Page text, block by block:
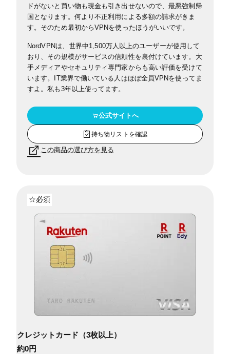
ドがないと買い物も現金も引き出せないので、最悪強制帰
国となります。何より不正利用による多額の請求がきま
す。そのため最初からVPNを使ったほうがいいです。
NordVPNは、世界中1,500万人以上のユーザーが使用して
おり、その規模がサービスの信頼性を裏付けています。大
手メディアやセキュリティ専門家からも高い評価を受けて
います。IT業界で働いている人はほぼ全員VPNを使ってま
すよ。私も3年以上使ってます。
公式サイトへ
持ち物リストを確認
この商品の選び方を見る
☆必須
クレジットカード（3枚以上）
約0円